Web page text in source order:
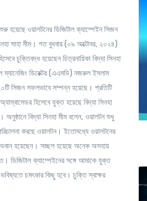
হয়েছে ওয়ালটনের ডিজিটাল ক্যাম্পেইন সিজন
সাহা মীম। গত বুধবার (০৯ অক্টোবর, ২০২৪)
চুক্তিবদ্ধ হয়েছেন চিত্রনায়িকা বিদ্যা সিনহা
ম্যানেজিং ডিরেক্টর (এএমডি) নজরুল ইসলাম
সিজন সফলভাবে সম্পন্ন হয়েছে। প্রতিটি
হিসেবে যুক্ত হয়েছে বিদ্যা সিনহা
বিদ্যা সিনহা মীম বলেন, ওয়ালটন শুধু
পরিচালনা করছে ওয়ালটন। ইতোমধ্যে ওয়ালটনের
হয়েছেন। সচ্ছল হয়েছে অনেক অসহায়
ডিজিটাল ক্যাম্পেইনের সঙ্গে আমাকে যুক্ত
চমৎকার কিছু হবে। চুক্তি স্বাক্ষর